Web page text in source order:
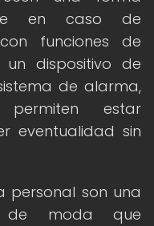
en caso de
funciones de
dispositivo de
de alarma,
estar
eventualidad sin
personal son una
de moda que